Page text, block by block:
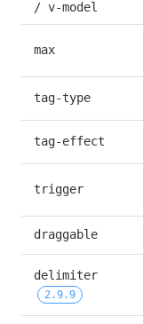
/ v-model
max
tag-type
tag-effect
trigger
draggable
delimiter
2.9.9